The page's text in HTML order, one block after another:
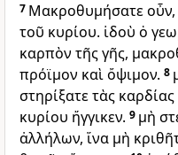
7 Μακροθυμήσατε οὖν,
τοῦ κυρίου. ἰδοὺ ὁ
καρπὸν τῆς γῆς,
πρόϊμον καὶ ὄψιμον. 8
στηρίξατε τὰς
κυρίου ἤγγικεν. 9 μὴ
ἀλλήλων, ἵνα μὴ